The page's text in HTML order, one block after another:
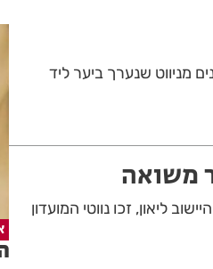
מניווט שנערך ביער ליד
משואה
ליאון, זכו נווטי המועדון